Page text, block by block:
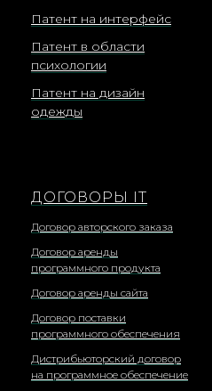
Патент на интерфейс
Патент в области
психологии
Патент на дизайн
одежды
ДОГОВОРЫ IT
Договор авторского заказа
Договор аренды
программного продукта
Договор аренды сайта
Договор поставки
программного обеспечения
Дистрибьюторский договор
на программное обеспечение